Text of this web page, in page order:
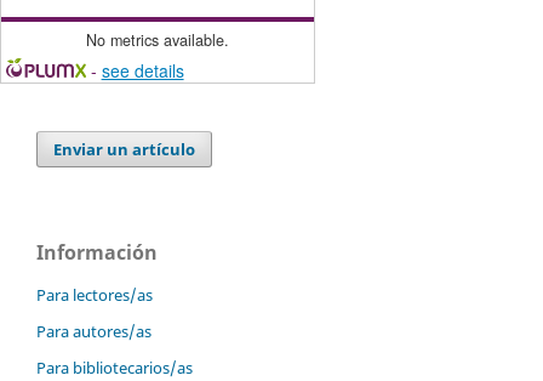
No metrics available.
- see details
Enviar un artículo
Información
Para lectores/as
Para autores/as
Para bibliotecarios/as